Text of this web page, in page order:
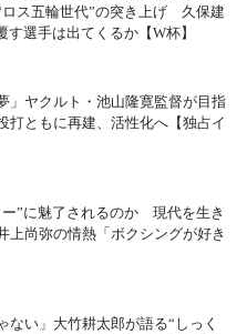
ス五輪世代”の突き上げ 久保建
す選手は出てくるか【W杯】
」ヤクルト・池山隆寛監督が目指
ともに再建、活性化へ【独占イ
ー”に魅了されるのか 現代を生き
上尚弥の情熱「ボクシングが好き
ない」大竹耕太郎が語る“しっく